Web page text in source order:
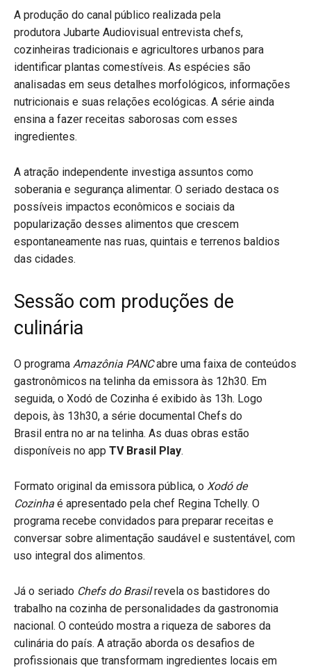
A produção do canal público realizada pela
produtora Jubarte Audiovisual entrevista chefs,
cozinheiras tradicionais e agricultores urbanos para
identificar plantas comestíveis. As espécies são
analisadas em seus detalhes morfológicos, informações
nutricionais e suas relações ecológicas. A série ainda
ensina a fazer receitas saborosas com esses
ingredientes.
A atração independente investiga assuntos como
soberania e segurança alimentar. O seriado destaca os
possíveis impactos econômicos e sociais da
popularização desses alimentos que crescem
espontaneamente nas ruas, quintais e terrenos baldios
das cidades.
Sessão com produções de
culinária
O programa Amazônia PANCabre uma faixa de conteúdos
gastronômicos na telinha da emissora às 12h30. Em
seguida, o Xodó de Cozinha é exibido às 13h. Logo
depois, às 13h30, a série documental Chefs do
Brasil entra no ar na telinha. As duas obras estão
disponíveis no app TV Brasil Play.
Formato original da emissora pública, o Xodó de
Cozinha é apresentado pela chef Regina Tchelly. O
programa recebe convidados para preparar receitas e
conversar sobre alimentação saudável e sustentável, com
uso integral dos alimentos.
Já o seriado Chefs do Brasilrevela os bastidores do
trabalho na cozinha de personalidades da gastronomia
nacional. O conteúdo mostra a riqueza de sabores da
culinária do país. A atração aborda os desafios de
profissionais que transformam ingredientes locais em